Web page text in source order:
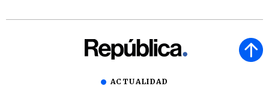
ACTUALIDAD